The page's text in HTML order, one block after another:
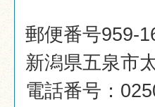
郵便番号959-
新潟県五泉市
電話番号：